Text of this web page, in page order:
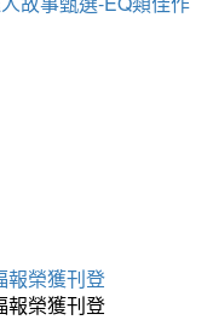
報榮獲刊登
報榮獲刊登